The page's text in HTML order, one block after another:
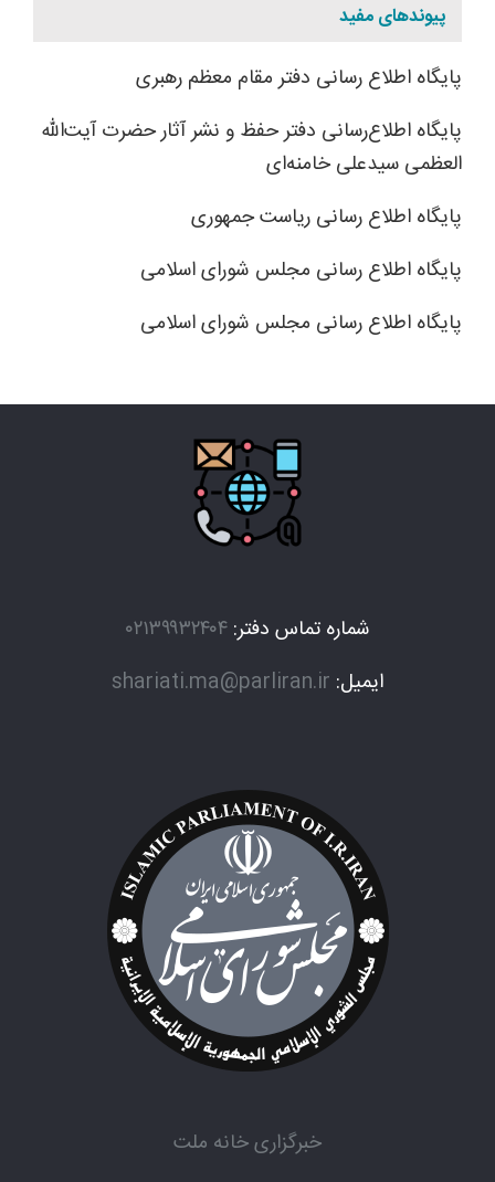
پیوندهای مفید
پایگاه اطلاع رسانی دفتر مقام معظم رهبری
پایگاه اطلاع‌رسانی دفتر حفظ و نشر آثار حضرت آیت‌الله
العظمی سیدعلی خامنه‌ای
پایگاه اطلاع رسانی ریاست جمهوری
پایگاه اطلاع رسانی مجلس شورای اسلامی
پایگاه اطلاع رسانی مجلس شورای اسلامی
شماره تماس دفتر: ۰۲۱۳۹۹۳۲۴۰۴
ایمیل: shariati.ma@parliran.ir
خبرگزاری خانه ملت